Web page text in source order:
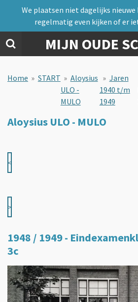
naar
de
hoofdinhoud
MIJN OUDE
We plaatsen niet dagelijks
regelmatig even kijken of er
Home » START » Aloysius
ULO -
MULO
» Jaren
1940 t/m
1949
Aloysius ULO - MULO
<
>
1948 / 1949 -
3c